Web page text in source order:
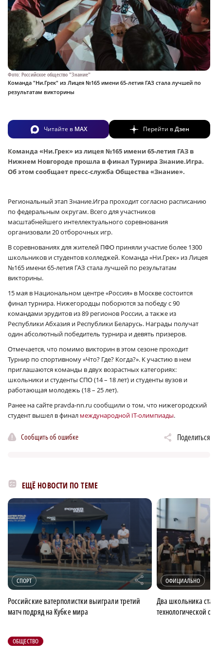
Фото: Российское общество "Знание"
Команда "Ни.Грек" из Лицея №165 имени 65-летия ГАЗ стала лучшей по
результатам викторины
Читайте в MAX Перейти вДзен
Команда «Ни.Грек» из лицея №165 имени 65-летия ГАЗ в
Нижнем Новгороде прошла в финал Турнира Знание.Игра.
Об этом сообщает пресс-служба Общества «Знание».
Региональный этап Знание.Игра проходит согласно расписанию
по федеральным округам. Всего для участников
масштабнейшего интеллектуального соревнования
организовали 20 отборочных игр.
В соревнованиях для жителей ПФО приняли участие более 1300
школьников и студентов колледжей. Команда «Ни.Грек» из Лицея
№165 имени 65-летия ГАЗ стала лучшей по результатам
викторины.
15 мая в Национальном центре «Россия» в Москве состоится
финал турнира. Нижегородцы поборются за победу с 90
командами эрудитов из 89 регионов России, а также из
Республики Абхазия и Республики Беларусь. Награды получат
один абсолютный победитель турнира и девять призеров.
Отмечается, что помимо викторин в этом сезоне проходит
Турнир по спортивному «Что? Где? Когда?». К участию в нем
приглашаются команды в двух возрастных категориях:
школьники и студенты СПО (14 – 18 лет) и студенты вузов и
работающая молодежь (18 – 25 лет).
Ранее на сайте pravda-nn.ru сообщили о том, что нижегородский
студент вышел в финал международной IT-олимпиады.
Сообщить об ошибке Поделиться
ЕЩЁ НОВОСТИ ПО ТЕМЕ
СПОРТ r
Российские ватерполистки выиграли третий
матч подряд на Кубке мира
ОФИЦИАЛЬНО
Два школьника
технологической
ОБЩЕСТВО